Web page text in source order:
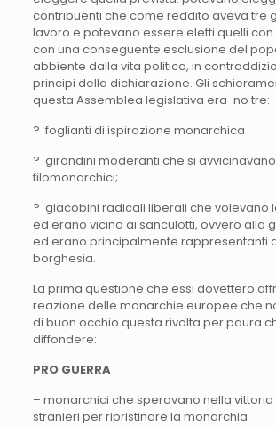
contribuenti che come reddito aveva tre
lavoro e potevano essere eletti quelli
con una conseguente esclusione del
abbiente dalla vita politica, in
principi della dichiarazione. Gli
questa Assemblea legislativa era-no tre:
? foglianti di ispirazione monarchica
? girondini moderanti che si
filomonarchici;
? giacobini radicali liberali che volevano
ed erano vicino ai sanculotti, ovvero alla
ed erano principalmente rappresentanti
borghesia.
La prima questione che essi dovettero
reazione delle monarchie europee che
di buon occhio questa rivolta per paura
diffondere:
PRO GUERRA
– monarchici che speravano nella
stranieri per ripristinare la monarchia